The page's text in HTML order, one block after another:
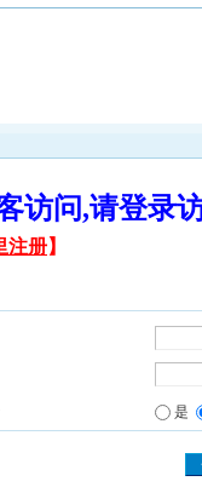
访问,请登
注册】
是